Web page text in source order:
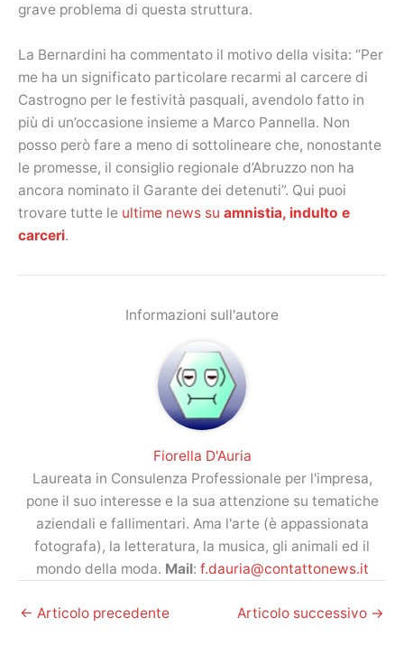
grave problema di questa struttura.
La Bernardini ha commentato il motivo della visita: “Per
me ha un significato particolare recarmi al carcere di
Castrogno per le festività pasquali, avendolo fatto in
più di un’occasione insieme a Marco Pannella. Non
posso però fare a meno di sottolineare che, nonostante
le promesse, il consiglio regionale d’Abruzzo non ha
ancora nominato il Garante dei detenuti”. Qui puoi
trovare tutte le ultime news su amnistia, indulto e
carceri.
Informazioni sull'autore
Fiorella D'Auria
Laureata in Consulenza Professionale per l'impresa,
pone il suo interesse e la sua attenzione su tematiche
aziendali e fallimentari. Ama l'arte (è appassionata
fotografa), la letteratura, la musica, gli animali ed il
mondo della moda. Mail: f.dauria@contattonews.it
← Articolo precedente Articolo successivo →